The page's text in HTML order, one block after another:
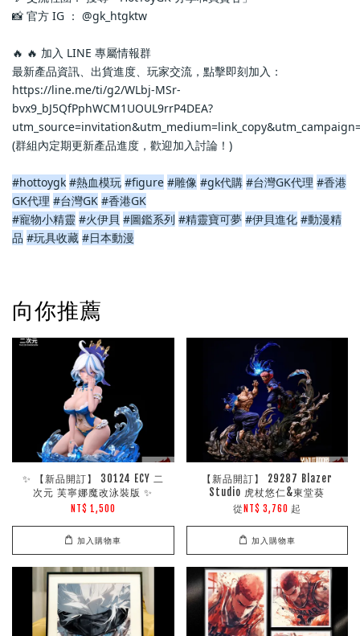
📸 官方 IG ： @gk_htgktw
🔥 🔥 加入 LINE 專屬情報群
最新產品資訊、出貨進度、玩家交流，點擊即刻加入：
https://line.me/ti/g2/WLbj-MSr-
bvx9_bJ5QfPphWCM1UOUL9rrP4DEA?
(群組內定期更新產品進度，歡迎加入討論！)
#hottoygk #熱血模玩 #figure #雕像 #gk代購 #台灣GK代理 #香港
GK代理 #台灣GK #香港GK
#寵物小精靈 #火伊貝 #圖鑑系列 #精靈寶可夢 #伊貝進化 #動漫精
品 #玩具收藏 #日本動漫
向你推薦
✨ 【新品開訂】 30124 ECY 二
次元 芙寧娜魔改泳裝版 ✨
NT$ 1,500
加入購物車
【新品開訂】 29287 Blazer
Studio 虎杖悠仁&東堂葵
從 NT$ 3,760 起
加入購物車